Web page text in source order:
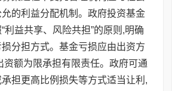
的利益分配机制。政府投资基金
利益共享、风险共担”的原则,明确
分担方式。基金亏损应由出资方
资额为限承担有限责任。政府可通
担更高比例损失等方式适当让利,